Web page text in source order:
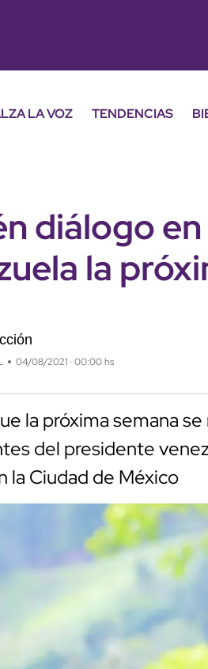
LA VOZ TENDENCIAS
diálogo
la
04/08/2021 · 00:00 hs
la próxima semana
del presidente
la Ciudad de México